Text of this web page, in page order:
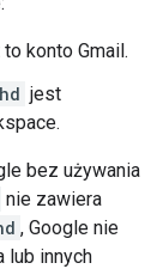
konto Gmail.
hd jest
bez używania
nie zawiera
, Google nie
lub innych